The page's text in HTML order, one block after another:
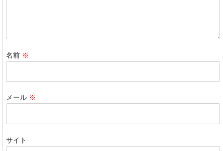
名前 ※
メール ※
サイト